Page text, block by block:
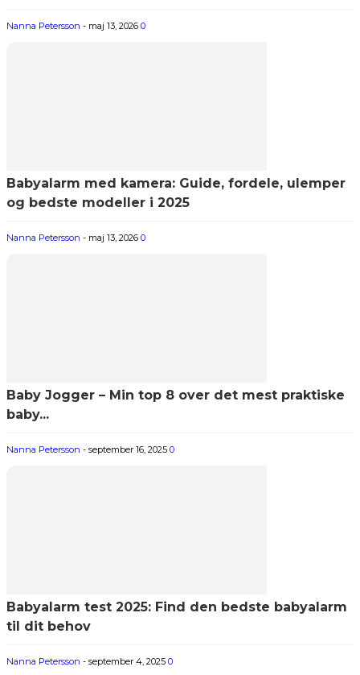
Nanna Petersson - maj 13, 2026 0
Babyalarm med kamera: Guide, fordele, ulemper
og bedste modeller i 2025
Nanna Petersson - maj 13, 2026 0
Baby Jogger – Min top 8 over det mest praktiske
baby...
Nanna Petersson - september 16, 2025 0
Babyalarm test 2025: Find den bedste babyalarm
til dit behov
Nanna Petersson - september 4, 2025 0